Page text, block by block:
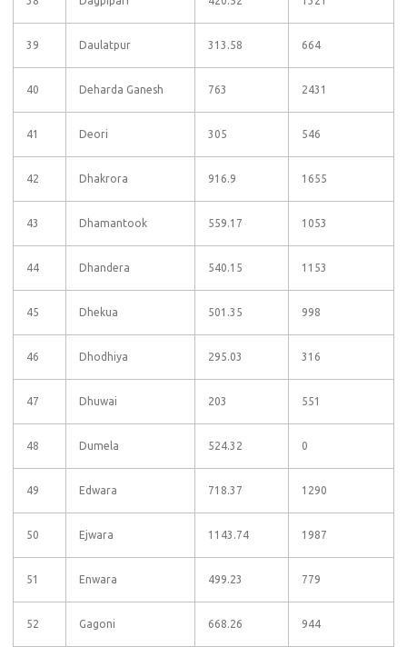
39 Daulatpur 313.58 664
40 Deharda Ganesh 763 2431
41 Deori 305 546
42 Dhakrora 916.9 1655
43 Dhamantook 559.17 1053
44 Dhandera 540.15 1153
45 Dhekua 501.35 998
46 Dhodhiya 295.03 316
47 Dhuwai 203 551
48 Dumela 524.32 0
49 Edwara 718.37 1290
50 Ejwara 1143.74 1987
51 Enwara 499.23 779
52 Gagoni 668.26 944